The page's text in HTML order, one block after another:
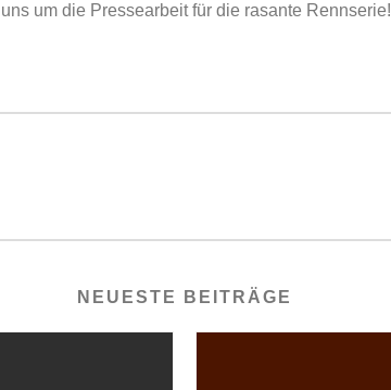
um die Pressearbeit für die rasante Rennserie!
NEUESTE BEITRÄGE